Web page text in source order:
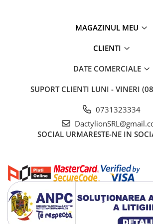
individual sau impreuna cu familia, contribuind
MAGAZINUL MEU
CLIENTI
DATE COMERCIALE
SUPORT CLIENTI LUNI - VINERI
0731323334
SOCIAL URMARESTE-NE IN